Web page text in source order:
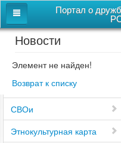
Портал о
Главная
Дом дружбы народов
Новости
СВОи
Этнокультурная карта
Новости
Элемент не найден!
Возврат к списку